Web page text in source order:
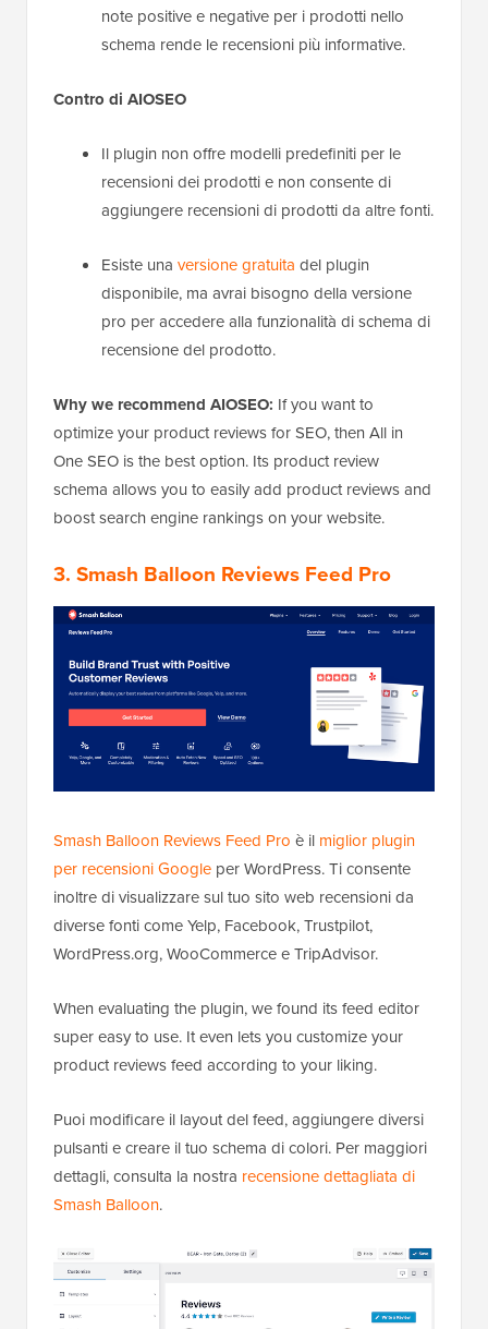
note positive e negative per i prodotti nello
schema rende le recensioni più informative.
Contro di AIOSEO
Il plugin non offre modelli predefiniti per le
recensioni dei prodotti e non consente di
aggiungere recensioni di prodotti da altre fonti.
Esiste una versione gratuita del plugin
disponibile, ma avrai bisogno della versione
pro per accedere alla funzionalità di schema di
recensione del prodotto.
Why we recommend AIOSEO: If you want to
optimize your product reviews for SEO, then All in
One SEO is the best option. Its product review
schema allows you to easily add product reviews and
boost search engine rankings on your website.
3. Smash Balloon Reviews Feed Pro
Smash Balloon Reviews Feed Pro è il miglior plugin
per recensioni Google per WordPress. Ti consente
inoltre di visualizzare sul tuo sito web recensioni da
diverse fonti come Yelp, Facebook, Trustpilot,
WordPress.org, WooCommerce e TripAdvisor.
When evaluating the plugin, we found its feed editor
super easy to use. It even lets you customize your
product reviews feed according to your liking.
Puoi modificare il layout del feed, aggiungere diversi
pulsanti e creare il tuo schema di colori. Per maggiori
dettagli, consulta la nostra recensione dettagliata di
Smash Balloon.